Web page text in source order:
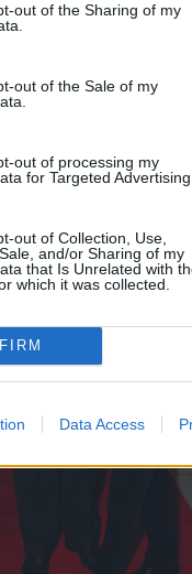
out of the Sharing of my
out of the Sale of my
out of processing my
for Targeted Advertising.
out of Collection, Use,
and/or Sharing of my
that Is Unrelated with
which it was collected.
Data Access